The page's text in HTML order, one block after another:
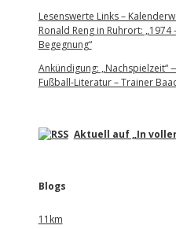
Lesenswerte Links –
Ronald Reng in Ruhrort:
Begegnung“
Ankündigung: „Nachspielzeit“
Fußball-Literatur – Trainer
Aktuell auf „In
Blogs
11km